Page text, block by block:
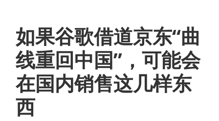
子
展
最
值
得
如果谷歌借道京东“曲
线重回中国”，可能会
在国内销售这几样东
西